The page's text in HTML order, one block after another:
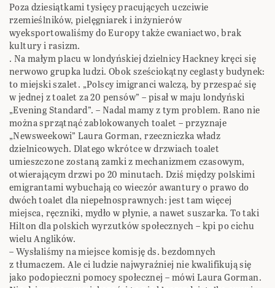
Poza dziesiątkami tysięcy pracujących uczciwie
rzemieślników, pielęgniarek i inżynierów
wyeksportowaliśmy do Europy także cwaniactwo, brak
kultury i rasizm.
. Na małym placu w londyńskiej dzielnicy Hackney kręci się
nerwowo grupka ludzi. Obok sześciokątny ceglasty budynek:
to miejski szalet. „Polscy imigranci walczą, by przespać się
w jednej z toalet za 20 pensów” – pisał w maju londyński
„Evening Standard”. – Nadal mamy z tym problem. Rano nie
można sprzątnąć zablokowanych toalet – przyznaje
„Newsweekowi” Laura Gorman, rzeczniczka władz
dzielnicowych. Dlatego wkrótce w drzwiach toalet
umieszczone zostaną zamki z mechanizmem czasowym,
otwierającym drzwi po 20 minutach. Dziś między polskimi
emigrantami wybuchają co wieczór awantury o prawo do
dwóch toalet dla niepełnosprawnych: jest tam więcej
miejsca, ręczniki, mydło w płynie, a nawet suszarka. To taki
Hilton dla polskich wyrzutków społecznych – kpi po cichu
wielu Anglików.
– Wysłaliśmy na miejsce komisję ds. bezdomnych
z tłumaczem. Ale ci ludzie najwyraźniej nie kwalifikują się
jako podopieczni pomocy społecznej – mówi Laura Gorman.